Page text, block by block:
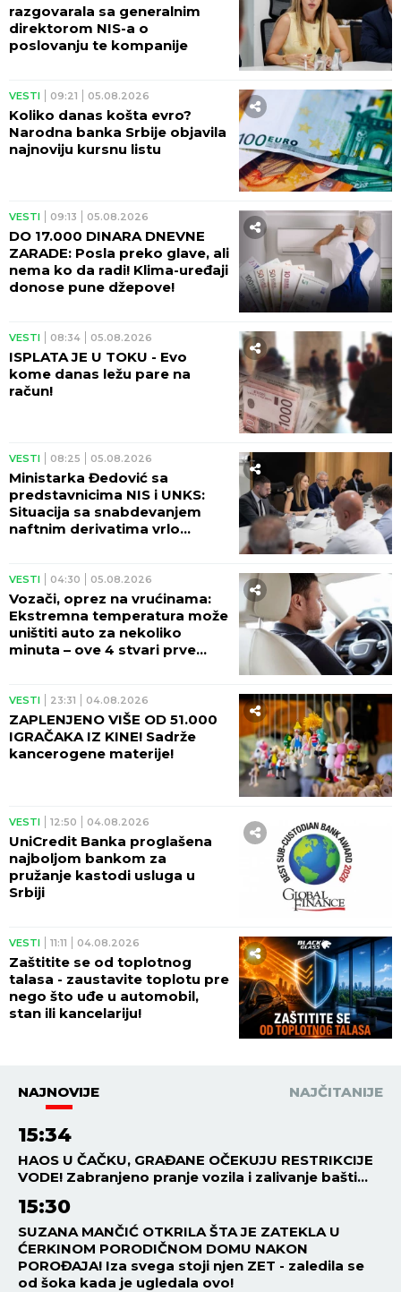
razgovarala sa generalnim
direktorom NIS-a o
poslovanju te kompanije
VESTI 09:21 05.08.2026
Koliko danas košta evro?
Narodna banka Srbije objavila
najnoviju kursnu listu
VESTI 09:13 05.08.2026
DO 17.000 DINARA DNEVNE
ZARADE: Posla preko glave, ali
nema ko da radi! Klima-uređaji
donose pune džepove!
VESTI 08:34 05.08.2026
ISPLATA JE U TOKU - Evo
kome danas ležu pare na
račun!
VESTI 08:25 05.08.2026
Ministarka Đedović sa
predstavnicima NIS i UNKS:
Situacija sa snabdevanjem
naftnim derivatima vrlo
VESTI 04:30 05.08.2026
Vozači, oprez na vrućinama:
Ekstremna temperatura može
uništiti auto za nekoliko
minuta – ove 4 stvari prve
VESTI 23:31 04.08.2026
ZAPLENJENO VIŠE OD 51.000
IGRAČAKA IZ KINE! Sadrže
kancerogene materije!
VESTI 12:50 04.08.2026
UniCredit Banka proglašena
najboljom bankom za
pružanje kastodi usluga u
Srbiji
VESTI 11:11 04.08.2026
Zaštitite se od toplotnog
talasa - zaustavite toplotu pre
nego što uđe u automobil,
stan ili kancelariju!
NAJNOVIJE NAJČITANIJE
15:34
HAOS U ČAČKU, GRAĐANE OČEKUJU RESTRIKCIJE
VODE! Zabranjeno pranje vozila i zalivanje bašti...
15:30
SUZANA MANČIĆ OTKRILA ŠTA JE ZATEKLA U
ĆERKINOM PORODIČNOM DOMU NAKON
POROĐAJA! Iza svega stoji njen ZET - zaledila se
od šoka kada je ugledala ovo!